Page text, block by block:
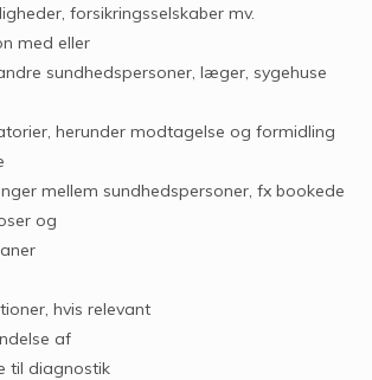
forsikringsselskaber mv.
med eller
sundhedspersoner, læger, sygehuse
herunder modtagelse og formidling
mellem sundhedspersoner, fx bookede
og
hvis relevant
af
til diagnostik